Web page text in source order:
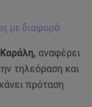
με διαφορά
αναφέρει
τηλεόραση και
πρόταση